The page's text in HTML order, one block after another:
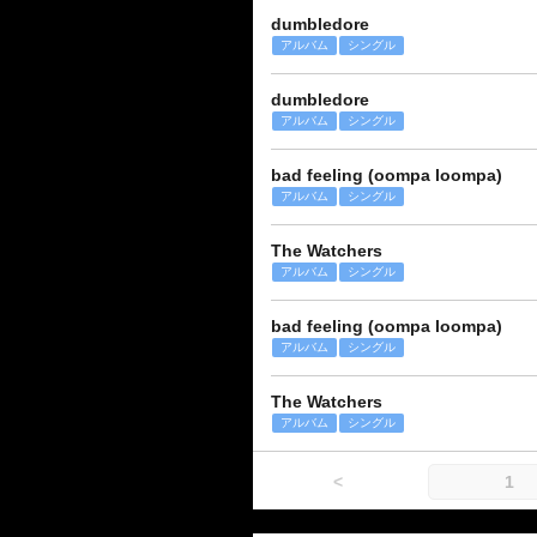
dumbledore
アルバム シングル
dumbledore
アルバム シングル
bad feeling (oompa loompa)
アルバム シングル
The Watchers
アルバム シングル
bad feeling (oompa loompa)
アルバム シングル
The Watchers
アルバム シングル
< 1